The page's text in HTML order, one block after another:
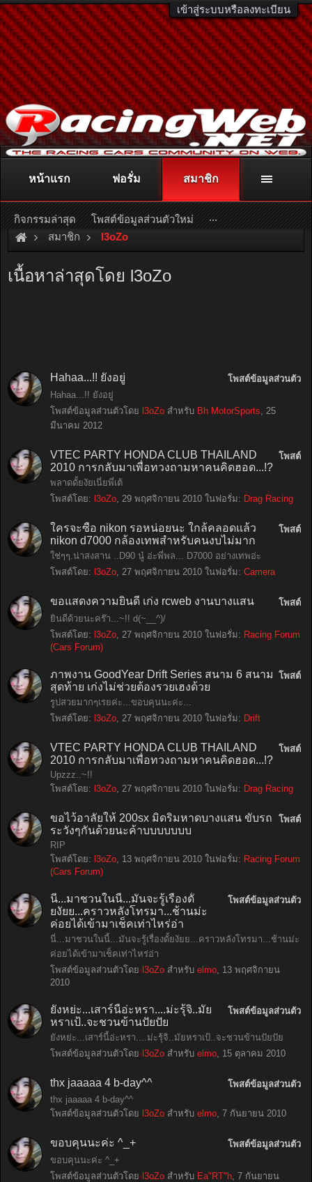
เข้าสู่ระบบหรือลงทะเบียน
ติดต่อลงโฆษณา racingweb@gmail.comหรือโทร. 081-811-1138
หรืออ่านรายละเอียดเพิ่มเติม คลิกที่นี่
สมาชิก l3oZo
เนื้อหาล่าสุดโดย l3oZo
โพสต์ข้อมูลส่วนตัว
Hahaa...!! ยังอยู่
Hahaa...!! ยังอยู่
โพสต์ข้อมูลส่วนตัวโดย l3oZo สำหรับ Bh MotorSports, 25
มีนาคม 2012
โพสต์
VTEC PARTY HONDA CLUB THAILAND
2010 การกลับมาเพื่อทวงถามหาคนคิดฮอด...!?
พลาดดั้ยงัยเนี่ยพี่เต้
โพสต์โดย: l3oZo, 29 พฤศจิกายน 2010 ในฟอรั่ม: Drag Racing
โพสต์
ใครจะซื้อ nikon รอหน่อยนะ ใกล้คลอดแล้ว
nikon d7000 กล้องเทพสำหรับคนงบไม่มาก
ใช่ๆๆ.น่าสงสาน ..D90 นู๋ อ่ะพี่พล... D7000 อย่างเทพอ่ะ
โพสต์โดย: l3oZo, 27 พฤศจิกายน 2010 ในฟอรั่ม: Camera
โพสต์
ขอแสดงความยินดี เก่ง rcweb งานบางแสน
ยินดีด้วยนะคร๊า...~!! d(~__^)/
โพสต์โดย: l3oZo, 27 พฤศจิกายน 2010 ในฟอรั่ม: Racing Forum
(Cars Forum)
โพสต์
ภาพงาน GoodYear Drift Series สนาม 6 สนาม
สุดท้าย เก่งไม่ช่วยต้องรวยเฮงด้วย
รูปสวยมากๆเรยค่ะ...ขอบคุนนะค่ะ...
โพสต์โดย: l3oZo, 27 พฤศจิกายน 2010 ในฟอรั่ม: Drift
โพสต์
VTEC PARTY HONDA CLUB THAILAND
2010 การกลับมาเพื่อทวงถามหาคนคิดฮอด...!?
Upzzz..~!!
โพสต์โดย: l3oZo, 27 พฤศจิกายน 2010 ในฟอรั่ม: Drag Racing
โพสต์
ขอไว้อาลัยให้ 200sx มิดริมหาดบางแสน ขับรถ
ระวังๆกันด้วยนะค้าบบบบบบบ
RIP
โพสต์โดย: l3oZo, 13 พฤศจิกายน 2010 ในฟอรั่ม: Racing Forum
(Cars Forum)
โพสต์ข้อมูลส่วนตัว
นี่...มาชวนในนี้...มันจะรู้เรื่องดั้
ยงัยย...คราวหลังโทรมา...ช้านม่ะ
ค่อยได้เข้ามาเช็คเท่าไหร่อ่า
นี่...มาชวนในนี้...มันจะรู้เรื่องดั้ยงัยย...คราวหลังโทรมา...ช้านม่ะ
ค่อยได้เข้ามาเช็คเท่าไหร่อ่า
โพสต์ข้อมูลส่วนตัวโดย l3oZo สำหรับ elmo, 13 พฤศจิกายน
2010
โพสต์ข้อมูลส่วนตัว
ยังหย่ะ...เสาร์นี้อ่ะหรา....ม่ะรุ้จิ..มัย
หราเป้..จะชวนข้านปัยปัย
ยังหย่ะ...เสาร์นี้อ่ะหรา....ม่ะรุ้จิ..มัยหราเป้..จะชวนข้านปัยปัย
โพสต์ข้อมูลส่วนตัวโดย l3oZo สำหรับ elmo, 15 ตุลาคม 2010
โพสต์ข้อมูลส่วนตัว
thx jaaaaa 4 b-day^^
thx jaaaaa 4 b-day^^
โพสต์ข้อมูลส่วนตัวโดย l3oZo สำหรับ elmo, 7 กันยายน 2010
โพสต์ข้อมูลส่วนตัว
ขอบคุนนะค่ะ ^_+
ขอบคุนนะค่ะ ^_+
โพสต์ข้อมูลส่วนตัวโดย l3oZo สำหรับ Ea"RT"h, 7 กันยายน
หน้าแรก ฟอรั่ม สมาชิก
กิจกรรมล่าสุด โพสต์ข้อมูลส่วนตัวใหม่ ...